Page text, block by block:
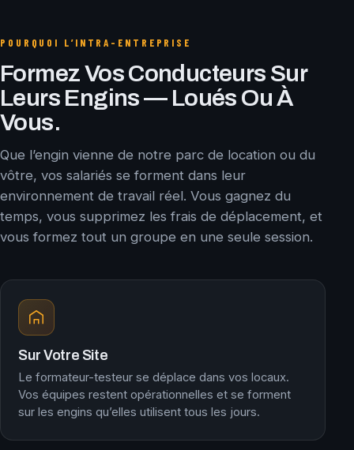
POURQUOI L’INTRA-ENTREPRISE
Formez Vos Conducteurs Sur
Leurs Engins — Loués Ou À
Vous.
Que l’engin vienne de notre parc de location ou du
vôtre, vos salariés se forment dans leur
environnement de travail réel. Vous gagnez du
temps, vous supprimez les frais de déplacement, et
vous formez tout un groupe en une seule session.
Sur Votre Site
Le formateur-testeur se déplace dans vos locaux.
Vos équipes restent opérationnelles et se forment
sur les engins qu’elles utilisent tous les jours.